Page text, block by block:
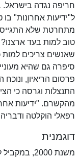
ל"ידיעות אחרונות"
מתחרטת שלא
טוב למות בעד ארצנו?
שאנשים צריכים למות
סיפרה גם שהיא
פרסום הריאיון,
התנצלות וגרסה כי
מהקשרם. "ידיעות
רפאלי הוקלטה
דוגמנית
משנת 2000,